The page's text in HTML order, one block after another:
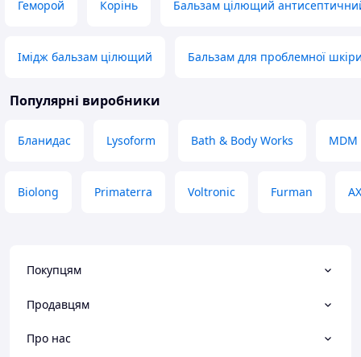
Геморой Корінь Бальзам цілющий
Імідж бальзам цілющий Бальзам для проблемної
Популярні виробники
Бланидас Lysoform Bath & Body Works MDM
Biolong Primaterra Voltronic Furman
Покупцям
Продавцям
Про нас